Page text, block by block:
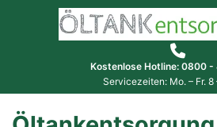
Kostenlose Hotline: 0800
Servicezeiten: Mo. – Fr. 8